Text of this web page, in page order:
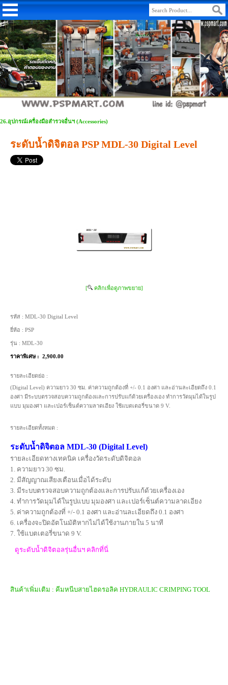
26.อุปกรณ์เครื่องมือสำรวจอื่นฯ (Accessories)
ระดับน้ำดิจิตอล PSP MDL-30 Digital Level
[ คลิกเพื่อดูภาพขยาย]
รหัส : MDL-30 Digital Level
ยี่ห้อ : PSP
รุ่น : MDL-30
ราคาพิเศษ : 2,900.00
รายละเอียดย่อ :
(Digital Level) ความยาว 30 ซม. ค่าความถูกต้องที่ +/- 0.1 องศา และอ่านละเอียดถึง 0.1
องศา มีระบบตรวจสอบความถูกต้องและการปรับแก้ด้วยเครื่องเอง ทำการวัดมุมได้ในรูป
แบบ มุมองศา และเปอร์เซ็นต์ความลาดเอียง ใช้แบตเตอรี่ขนาด 9 V.
รายละเอียดทั้งหมด :
ระดับน้ำดิจิตอล MDL-30 (Digital Level)
รายละเอียดทางเทคนิค เครื่องวัดระดับดิจิตอล
1. ความยาว 30 ซม.
2. มีสัญญาณเสียงเตือนเมื่อได้ระดับ
3. มีระบบตรวจสอบความถูกต้องและการปรับแก้ด้วยเครื่องเอง
4. ทำการวัดมุมได้ในรูปแบบ มุมองศา และเปอร์เซ็นต์ความลาดเอียง
5. ค่าความถูกต้องที่ +/- 0.1 องศา และอ่านละเอียดถึง 0.1 องศา
6. เครื่องจะปิดอัตโนมัติหากไม่ได้ใช้งานภายใน 5 นาที
7. ใช้แบตเตอรี่ขนาด 9 V.
ดูระดับน้ำดิจิตอลรุ่นอื่นฯ คลิกที่นี่
สินค้าเพิ่มเติม : คีมหนีบสายไฮดรอลิค HYDRAULIC CRIMPING TOOL